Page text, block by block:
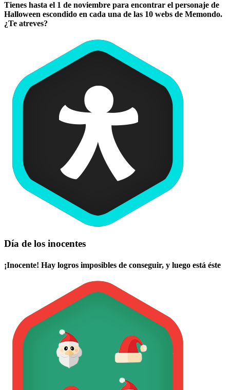
Tienes hasta el 1 de noviembre para encontrar el personaje de
Halloween escondido en cada una de las 10 webs de Memondo.
¿Te atreves?
Día de los inocentes
¡Inocente! Hay logros imposibles de conseguir, y luego está éste